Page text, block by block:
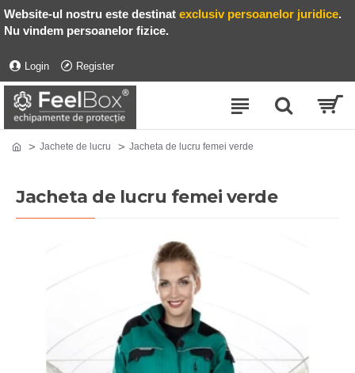
Website-ul nostru este destinat exclusiv persoanelor juridice.
Nu vindem persoanelor fizice.
Login Register
Jachete de lucru Jacheta de lucru femei verde
Jacheta de lucru femei verde